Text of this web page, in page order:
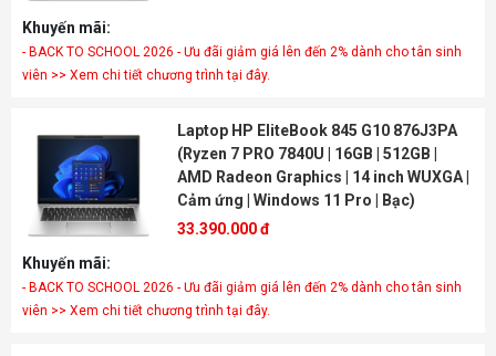
Khuyến mãi:
- BACK TO SCHOOL 2026 - Ưu đãi giảm giá lên đến 2% dành cho tân sinh
viên >> Xem chi tiết chương trình tại đây.
Laptop HP EliteBook 845 G10 876J3PA
(Ryzen 7 PRO 7840U | 16GB | 512GB |
AMD Radeon Graphics | 14 inch WUXGA |
Cảm ứng | Windows 11 Pro | Bạc)
33.390.000 đ
Khuyến mãi:
- BACK TO SCHOOL 2026 - Ưu đãi giảm giá lên đến 2% dành cho tân sinh
viên >> Xem chi tiết chương trình tại đây.